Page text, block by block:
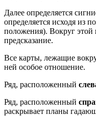
Далее определяется
определяется исходя из
положения). Вокруг этой
предсказание.
Все карты, лежащие
ней особое отношение.
Ряд, расположенный
Ряд, расположенный
раскрывает планы